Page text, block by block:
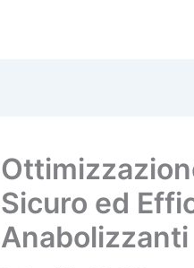
Sicuro ed
Anabolizzanti